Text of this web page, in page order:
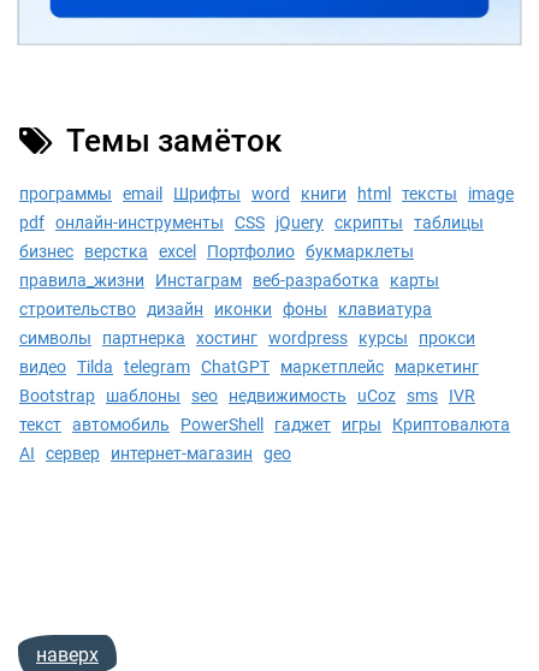
Темы замёток
программы email Шрифты word книги html тексты
image
pdf онлайн-инструменты CSS jQuery скрипты
таблицы
бизнес
верстка excel Портфолио букмарклеты
правила_жизни
Инстаграм веб-разработка
карты
строительство
дизайн иконки фоны
клавиатура
символы
партнерка хостинг wordpress курсы
прокси
видео Tilda telegram ChatGPT маркетплейс
маркетинг
Bootstrap
шаблоны seo недвижимость uCoz sms
IVR
текст автомобиль PowerShell гаджет игры
Криптовалюта
AI
сервер интернет-магазин geo
наверх